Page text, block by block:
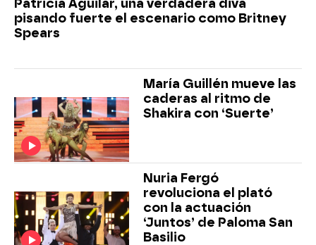
Patricia Aguilar, una verdadera diva
pisando fuerte el escenario como Britney
Spears
María Guillén mueve las
caderas al ritmo de
Shakira con ‘Suerte’
Nuria Fergó
revoluciona el plató
con la actuación
‘Juntos’ de Paloma San
Basilio